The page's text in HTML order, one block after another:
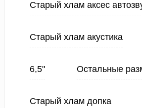
Старый хлам аксес
Старый хлам акустика
6,5" Остальные
Старый хлам допка